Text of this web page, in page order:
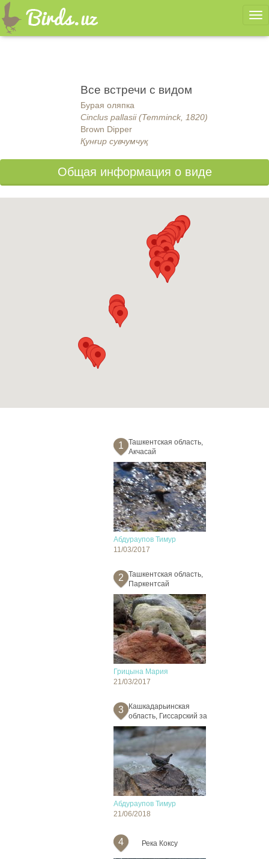
Все встречи с видом
Бурая оляпка
Cinclus pallasii (Temminck, 1820)
Brown Dipper
Қунғир сувчумчуқ
Общая информация о виде
1
Ташкентская область,
Акчасай
Абдураупов Тимур
11/03/2017
2
Ташкентская область,
Паркентсай
Грицына Мария
21/03/2017
3
Кашкадарьинская
область, Гиссарский за
Абдураупов Тимур
21/06/2018
4 Река Коксу